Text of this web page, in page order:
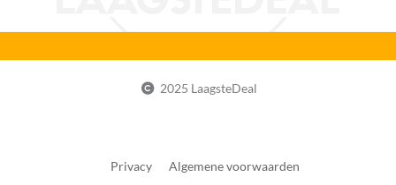
2025 LaagsteDeal
Privacy Algemene voorwaarden